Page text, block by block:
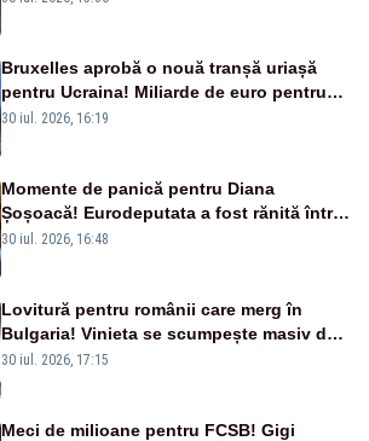
Bruxelles aprobă o nouă tranșă uriașă
pentru Ucraina! Miliarde de euro pentru
armament și apărare
30 iul. 2026, 16:19
Momente de panică pentru Diana
Șoșoacă! Eurodeputata a fost rănită într-
un accident rutier
30 iul. 2026, 16:48
Lovitură pentru românii care merg în
Bulgaria! Vinieta se scumpește masiv de
la 1 august
30 iul. 2026, 17:15
Meci de milioane pentru FCSB! Gigi